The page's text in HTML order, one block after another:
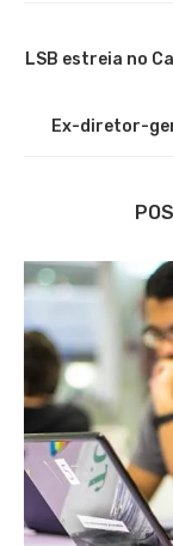
LSB estreia no
Ex-diretor-